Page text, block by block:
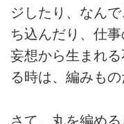
ジしたり、なん
ち込んだり、仕
妄想から生まれ
る時は、編みもの
さて、丸を編め